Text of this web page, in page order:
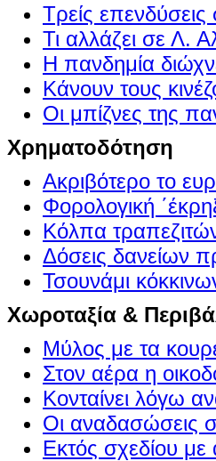
Τρείς επενδύσεις
Τι αλλάζει σε Λ.
Η πανδημία
Κάνουν τους
Οι μπίζνες της
Χρηματοδότηση
Ακριβότερο το
Φορολογική
Κόλπα
Δόσεις δανείων
Τσουνάμι
Χωροταξία &
Μύλος με τα
Στον αέρα η
Κονταίνει λόγω
Οι αναδασώσεις
Εκτός σχεδίου